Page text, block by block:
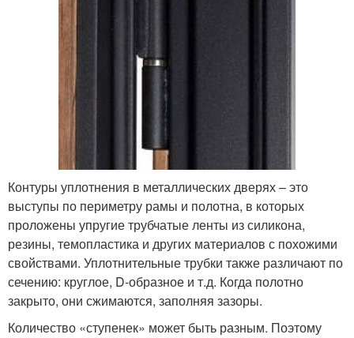
Контуры уплотнения в металлических дверях – это
выступы по периметру рамы и полотна, в которых
проложены упругие трубчатые ленты из силикона,
резины, темопластика и других материалов с похожими
свойствами. Уплотнительные трубки также различают по
сечению: круглое, D-образное и т.д. Когда полотно
закрыто, они сжимаются, заполняя зазоры.
Количество «ступенек» может быть разным. Поэтому